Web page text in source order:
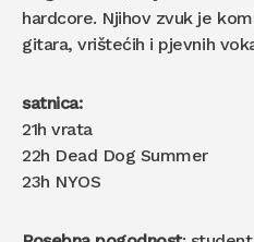
hardcore. Njihov zvuk je
gitara, vrištećih i pjevnih
satnica:
21h vrata
22h Dead Dog Summer
23h NYOS